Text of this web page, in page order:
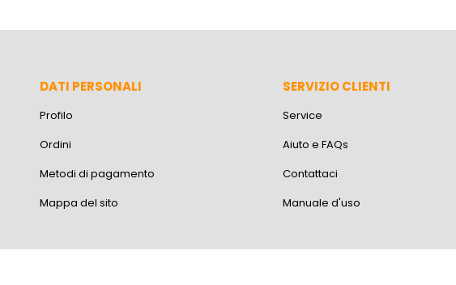
DATI PERSONALI
Profilo
Ordini
Metodi di pagamento
Mappa del sito
SERVIZIO CLIENTI
Service
Aiuto e FAQs
Contattaci
Manuale d'uso